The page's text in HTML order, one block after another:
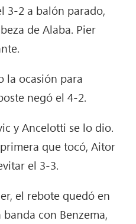
3-2 a balón parado,
de Alaba. Pier
la ocasión para
negó el 4-2.
y Ancelotti se lo dio.
que tocó, Aitor
el 3-3.
el rebote quedó en
con Benzema,